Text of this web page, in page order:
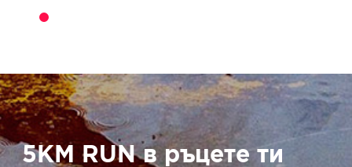
5KM
RUN
в
ръцете
ти 5KM RUN в ръцете ти